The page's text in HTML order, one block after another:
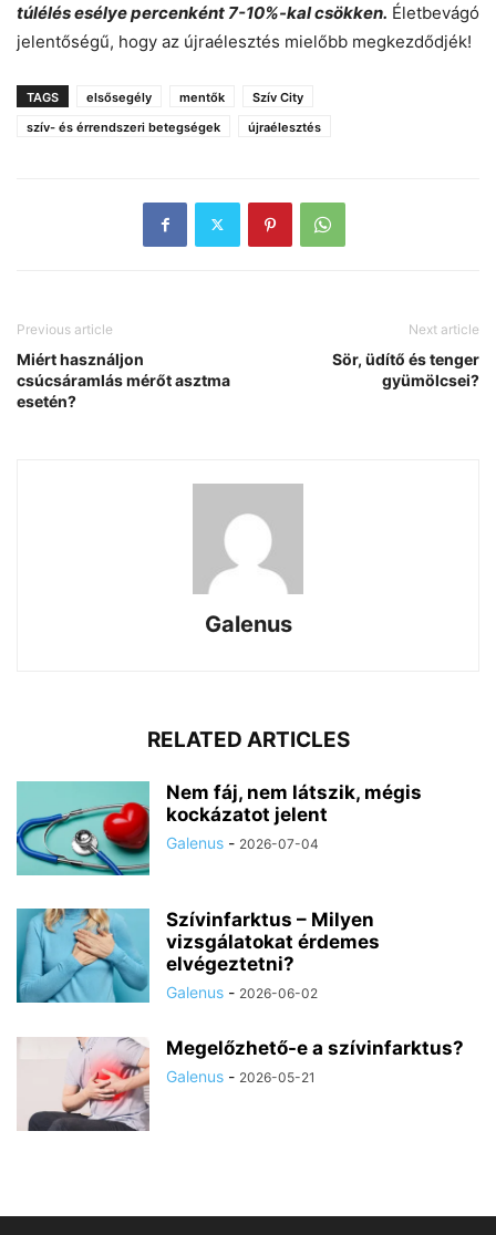
túlélés esélye percenként 7-10%-kal csökken. Életbevágó
jelentőségű, hogy az újraélesztés mielőbb megkezdődjék!
TAGS elsősegély mentők
Szív City
szív- és érrendszeri betegségek
újraélesztés
Previous article
Miért használjon
csúcsáramlás mérőt asztma
esetén?
Next article
Sör, üdítő és tenger
gyümölcsei?
Galenus
RELATED ARTICLES
Nem fáj, nem látszik, mégis
kockázatot jelent
Galenus - 2026-07-04
Szívinfarktus – Milyen
vizsgálatokat érdemes
elvégeztetni?
Galenus - 2026-06-02
Megelőzhető-e a szívinfarktus?
Galenus - 2026-05-21